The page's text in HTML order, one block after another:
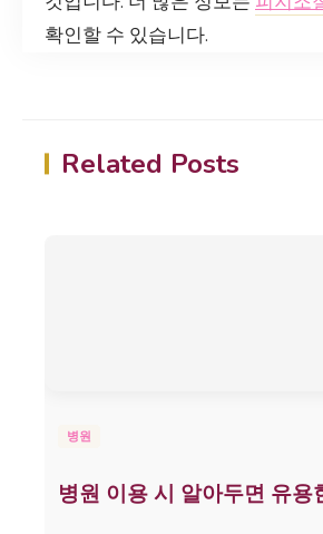
확인할 수 있습니다.
Related Posts
병원
병원 이용 시 알아두면 유용